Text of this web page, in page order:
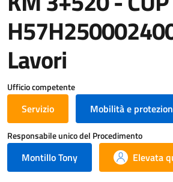
Lavori
Ufficio competente
Servizio Mobilità e
Responsabile unico del Procedimento
Montillo Tony Elevata